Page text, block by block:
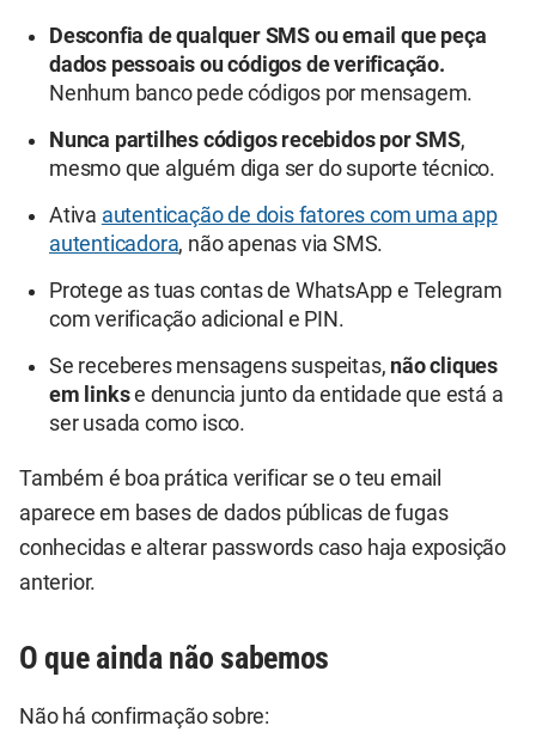
Desconfia de qualquer SMS ou email que peça
dados pessoais ou códigos de verificação.
Nenhum banco pede códigos por mensagem.
Nunca partilhes códigos recebidos por SMS,
mesmo que alguém diga ser do suporte técnico.
Ativa autenticação de dois fatores com uma app
autenticadora, não apenas via SMS.
Protege as tuas contas de WhatsApp e Telegram
com verificação adicional e PIN.
Se receberes mensagens suspeitas, não cliques
em linkse denuncia junto da entidade que está a
ser usada como isco.
Também é boa prática verificar se o teu email
aparece em bases de dados públicas de fugas
conhecidas e alterar passwords caso haja exposição
anterior.
O que ainda não sabemos
Não há confirmação sobre: